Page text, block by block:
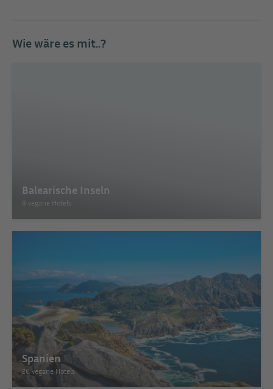
Wie wäre es mit..?
Balearische Inseln
8 vegane Hotels
Spanien
26 vegane Hotels